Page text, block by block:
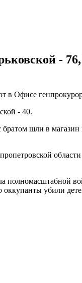
-
в Офисе
- 40.
шли в
области
полномасштабной
оккупанты убили